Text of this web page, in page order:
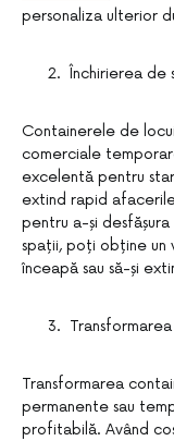
personaliza ulterior
Închirierea de
Containerele de
comerciale
excelentă pentru
extind rapid
pentru a-și
spații, poți obține un
înceapă sau să-și
Transformarea
permanente sau
profitabilă. Având